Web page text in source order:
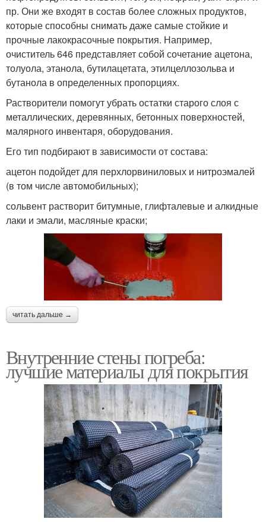
пр. Они же входят в состав более сложных продуктов,
которые способны снимать даже самые стойкие и
прочные лакокрасочные покрытия. Например,
очиститель 646 представляет собой сочетание ацетона,
толуола, этанола, бутилацетата, этилцеллозольва и
бутанола в определенных пропорциях.
Растворители помогут убрать остатки старого слоя с
металлических, деревянных, бетонных поверхностей,
малярного инвентаря, оборудования.
Его тип подбирают в зависимости от состава:
ацетон подойдет для перхлорвиниловых и нитроэмалей
(в том числе автомобильных);
сольвент растворит битумные, глифталевые и алкидные
лаки и эмали, масляные краски;
читать дальше →
Внутренние стены погреба:
лучшие материалы для покрытия